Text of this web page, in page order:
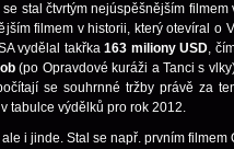
se stal čtvrtým nejúspěšnějším filmem
filmem v historii, který otevíral o
vydělal takřka163 miliony USD,
(po Opravdové kuráži a Tanci s
se souhrnné tržby právě za
tabulce výdělků pro rok 2012.
i jinde. Stal se např. prvním filmem